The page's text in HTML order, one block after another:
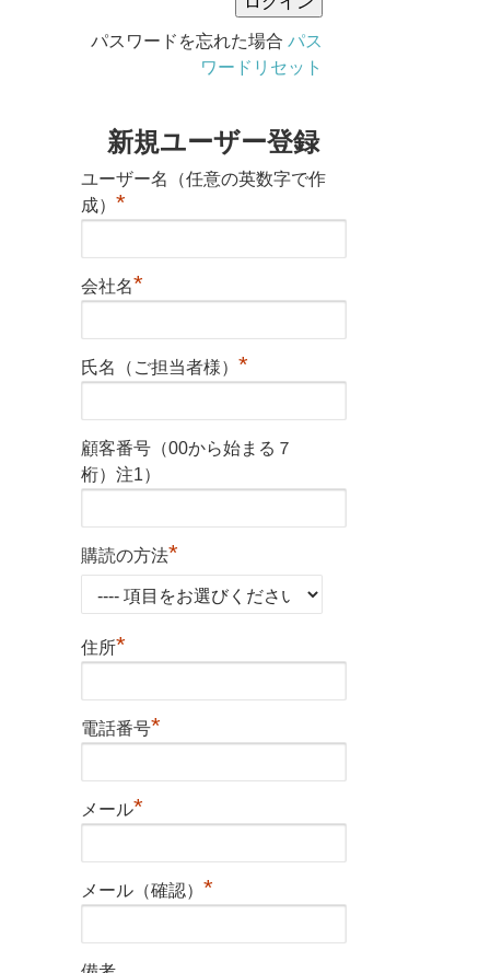
パスワードを忘れた場合 パス
ワードリセット
新規ユーザー登録
ユーザー名（任意の英数字で作
成） *
会社名*
氏名（ご担当者様） *
顧客番号（00から始まる７
桁）注1）
購読の方法*
住所*
電話番号*
メール*
メール（確認） *